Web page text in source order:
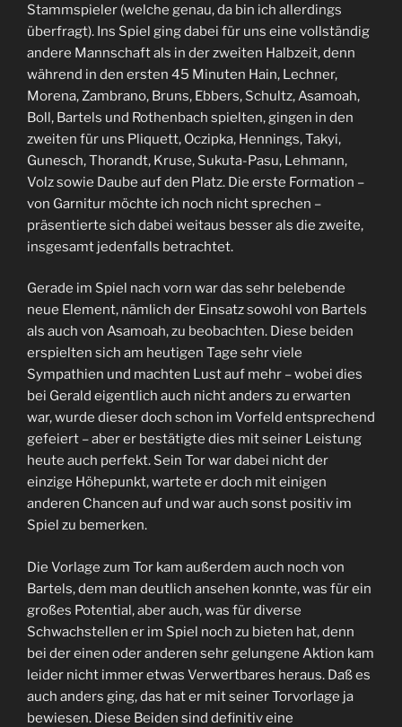
Stammspieler (welche genau, da bin ich allerdings
überfragt). Ins Spiel ging dabei für uns eine vollständig
andere Mannschaft als in der zweiten Halbzeit, denn
während in den ersten 45 Minuten Hain, Lechner,
Morena, Zambrano, Bruns, Ebbers, Schultz, Asamoah,
Boll, Bartels und Rothenbach spielten, gingen in den
zweiten für uns Pliquett, Oczipka, Hennings, Takyi,
Gunesch, Thorandt, Kruse, Sukuta-Pasu, Lehmann,
Volz sowie Daube auf den Platz. Die erste Formation –
von Garnitur möchte ich noch nicht sprechen –
präsentierte sich dabei weitaus besser als die zweite,
insgesamt jedenfalls betrachtet.
Gerade im Spiel nach vorn war das sehr belebende
neue Element, nämlich der Einsatz sowohl von Bartels
als auch von Asamoah, zu beobachten. Diese beiden
erspielten sich am heutigen Tage sehr viele
Sympathien und machten Lust auf mehr – wobei dies
bei Gerald eigentlich auch nicht anders zu erwarten
war, wurde dieser doch schon im Vorfeld entsprechend
gefeiert – aber er bestätigte dies mit seiner Leistung
heute auch perfekt. Sein Tor war dabei nicht der
einzige Höhepunkt, wartete er doch mit einigen
anderen Chancen auf und war auch sonst positiv im
Spiel zu bemerken.
Die Vorlage zum Tor kam außerdem auch noch von
Bartels, dem man deutlich ansehen konnte, was für ein
großes Potential, aber auch, was für diverse
Schwachstellen er im Spiel noch zu bieten hat, denn
bei der einen oder anderen sehr gelungene Aktion kam
leider nicht immer etwas Verwertbares heraus. Daß es
auch anders ging, das hat er mit seiner Torvorlage ja
bewiesen. Diese Beiden sind definitiv eine